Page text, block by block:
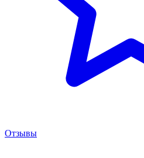
Отзывы